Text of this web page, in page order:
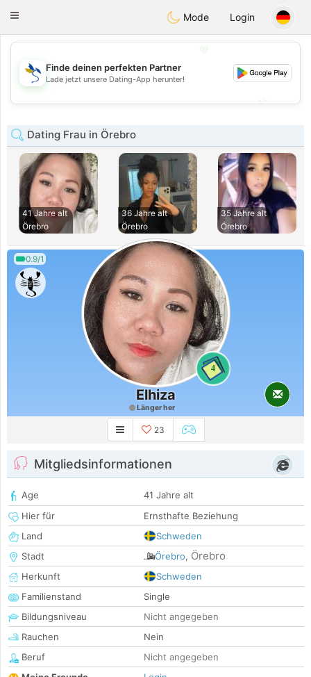
SvenskaDating
Toggle
Mode Login
💖
💕
Finde deinen perfekten Partner
Lade jetzt unsere Dating-App herunter!
Dating Frau in Örebro
41 Jahre alt
Örebro
36 Jahre alt
Örebro
35 Jahre alt
Örebro
0.9/1
4
Elhiza
Länger her
23
Mitgliedsinformationen
Age
41 Jahre alt
Hier für
Ernsthafte Beziehung
Land
Schweden
Stadt
Örebro, Örebro
Herkunft
Schweden
Familienstand
Single
Bildungsniveau
Nicht angegeben
Rauchen
Nein
Beruf
Nicht angegeben